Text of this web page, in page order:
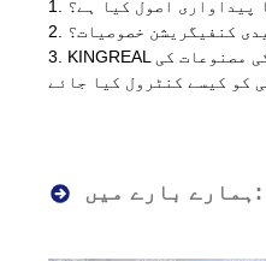
پیداواری اصول کیا ہے؟
کنفیگریشن خصوصیات؟
3. KINGREAL دھاتی مونڈنے والی لائن کی مصنوعات کی
ہمارے بارے میں: